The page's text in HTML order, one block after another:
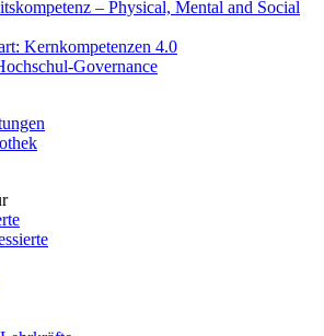
– Physical, Mental and Social
Kernkompetenzen 4.0
Governance